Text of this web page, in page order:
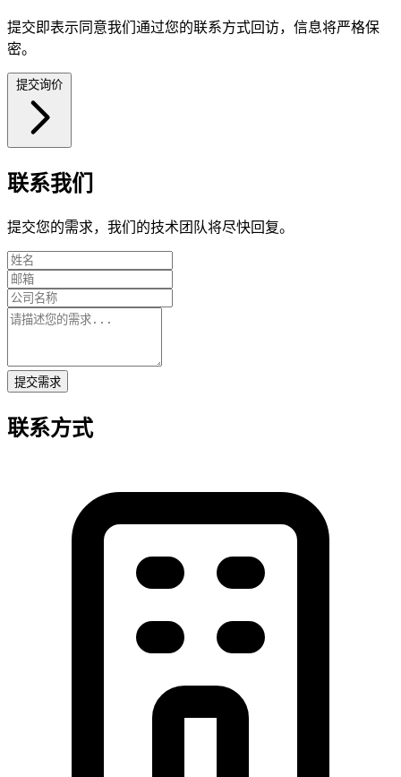
提交即表示同意我们通过您的联系方式回访，信息将严格保
密。
提交询价
联系我们
提交您的需求，我们的技术团队将尽快回复。
提交需求
联系方式